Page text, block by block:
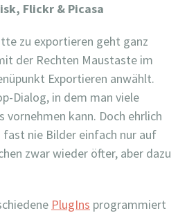
Flickr & Picasa
zu exportieren geht ganz
der Rechten Maustaste im
Exportieren anwählt.
Dialog, in dem man viele
vornehmen kann. Doch ehrlich
nie Bilder einfach nur auf
zwar wieder öfter, aber dazu
PlugIns programmiert